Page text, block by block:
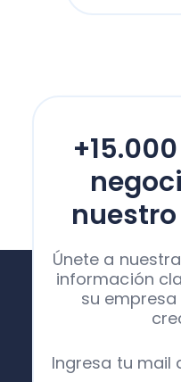
Únete a
información
su
Ingresa tu mail